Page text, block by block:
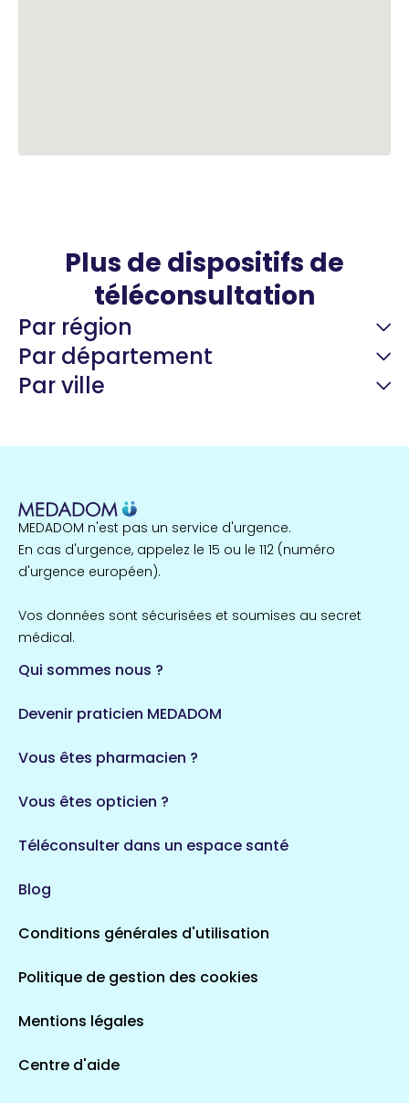
Plus de dispositifs de
téléconsultation
Par région
Île-de-France
857 espaces de santé
124 espaces de santé
Auvergne-Rhône-Alpes
720 espaces de santé
693 espaces de santé
Par département
Côtes-d'Armor
Maine-et-Loire
Loiret
Loir-et-Cher
Par ville
1 espaces de santé
1 espaces de santé
MEDADOM n'est pas un service d'urgence.
En cas d'urgence, appelez le 15 ou le 112 (numéro
d'urgence européen).
Vos données sont sécurisées et soumises au secret
médical.
Qui sommes nous ?
Devenir praticien MEDADOM
Vous êtes pharmacien ?
Vous êtes opticien ?
Téléconsulter dans un espace santé
Blog
Conditions générales d'utilisation
Politique de gestion des cookies
Mentions légales
Centre d'aide